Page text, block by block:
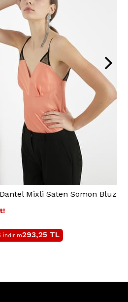
Dantel Mixli Saten Somon Bluz
İndirim293,25 TL